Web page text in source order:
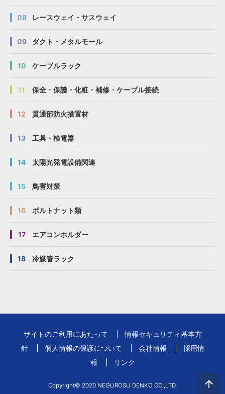
08 レースウェイ・サスウェイ
09 ダクト・メタルモール
10 ケーブルラック
11 保全・保護・化粧・補修・ケーブル接続
12 貫通部防火措置材
13 工具・検電器
14 太陽光発電設備関連
15 鳥害対策
16 ボルトナット類
17 エアコンホルダー
18 冷媒管ラック
サイトのご利用にあたって
情報セキュリティ基本方
針
個人情報の保護について 会社情報
採用情
報
リンク
Copyright© 2020 NEGUROSU DENKO CO.,LTD.